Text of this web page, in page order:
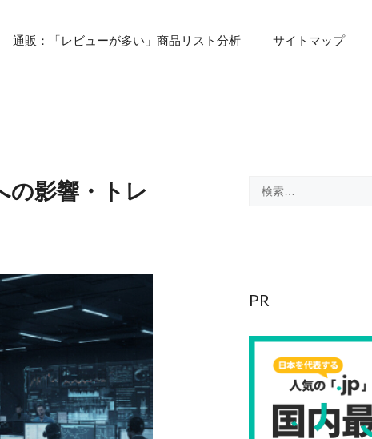
通販：「レビューが多い」商品リスト分析 サイトマップ
の影響・トレ
索:
PR